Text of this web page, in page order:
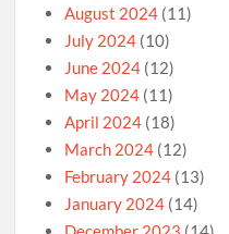
August 2024 (11)
July 2024 (10)
June 2024 (12)
May 2024 (11)
April 2024 (18)
March 2024 (12)
February 2024 (13)
January 2024 (14)